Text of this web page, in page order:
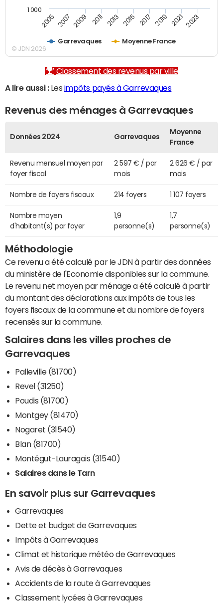
Garrevaques Moyenne France
2005 2007 2009 2011 2013 2015 2017 2019 2021 2023
1 000
© JDN 2026
Classement des revenus par ville
A lire aussi :Les impôts payés à Garrevaques
Revenus des ménages à Garrevaques
Données 2024 Garrevaques
Moyenne
France
Revenu mensuel moyen par
foyer fiscal
2 597 € / par
mois
2 626 € / par
mois
Nombre de foyers fiscaux 214 foyers 1 107 foyers
Nombre moyen
d'habitant(s) par foyer
1,9
personne(s)
1,7
personne(s)
Méthodologie
Ce revenu a été calculé par le JDN à partir des données
du ministère de l'Economie disponibles sur la commune.
Le revenu net moyen par ménage a été calculé à partir
du montant des déclarations aux impôts de tous les
foyers fiscaux de la commune et du nombre de foyers
recensés sur la commune.
Salaires dans les villes proches de
Garrevaques
Palleville (81700)
Revel (31250)
Poudis (81700)
Montgey (81470)
Nogaret (31540)
Blan (81700)
Montégut-Lauragais (31540)
Salaires dans le Tarn
En savoir plus sur Garrevaques
Garrevaques
Dette et budget de Garrevaques
Impôts à Garrevaques
Climat et historique météo de Garrevaques
Avis de décès à Garrevaques
Accidents de la route à Garrevaques
Classement lycées à Garrevaques